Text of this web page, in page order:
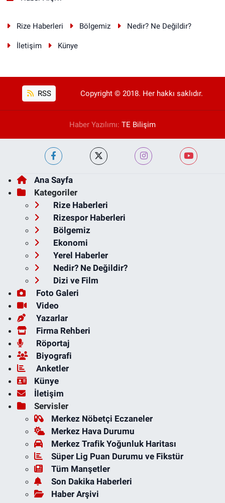
Rize Haberleri Bölgemiz Nedir? Ne Değildir?
İletişim Künye
RSS Copyright © 2018. Her hakkı saklıdır.
Haber Yazılımı: TE Bilişim
Ana Sayfa
Kategoriler
Rize Haberleri
Rizespor Haberleri
Bölgemiz
Ekonomi
Yerel Haberler
Nedir? Ne Değildir?
Dizi ve Film
Foto Galeri
Video
Yazarlar
Firma Rehberi
Röportaj
Biyografi
Anketler
Künye
İletişim
Servisler
Merkez Nöbetçi Eczaneler
Merkez Hava Durumu
Merkez Trafik Yoğunluk Haritası
Süper Lig Puan Durumu ve Fikstür
Tüm Manşetler
Son Dakika Haberleri
Haber Arşivi